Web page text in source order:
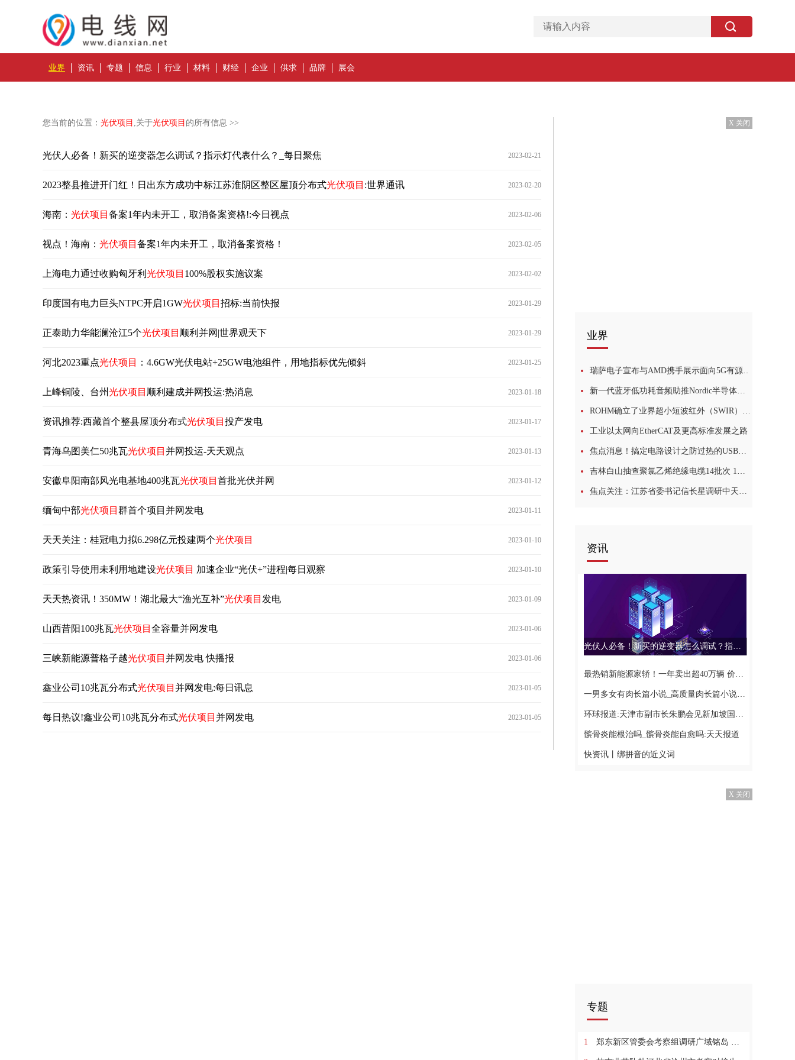
业界 资讯 专题 信息 行业 材料 财经 企业 供求 品牌 展会
您当前的位置： 光伏项目 ,关于光伏项目 的所有信息 >>
光伏人必备！新买的逆变器怎么调试？指示灯代表什么？_每日聚焦 2023-02-21
2023整县推进开门红！日出东方成功中标江苏淮阴区整区屋顶分布式光伏项目 :世界通讯 2023-02-20
海南： 光伏项目 备案1年内未开工，取消备案资格!:今日视点 2023-02-06
视点！海南： 光伏项目 备案1年内未开工，取消备案资格！ 2023-02-05
上海电力通过收购匈牙利 光伏项目 100%股权实施议案 2023-02-02
印度国有电力巨头NTPC开启1GW光伏项目 招标:当前快报 2023-01-29
正泰助力华能澜沧江5个光伏项目 顺利并网|世界观天下 2023-01-29
河北2023重点光伏项目 ：4.6GW光伏电站+25GW电池组件，用地指标优先倾斜 2023-01-25
上峰铜陵、台州光伏项目 顺利建成并网投运:热消息 2023-01-18
资讯推荐:西藏首个整县屋顶分布式光伏项目 投产发电 2023-01-17
青海乌图美仁50兆瓦光伏项目 并网投运-天天观点 2023-01-13
安徽阜阳南部风光电基地400兆瓦光伏项目 首批光伏并网 2023-01-12
缅甸中部光伏项目 群首个项目并网发电 2023-01-11
天天关注：桂冠电力拟6.298亿元投建两个光伏项目 2023-01-10
政策引导使用未利用地建设光伏项目 加速企业“光伏+”进程|每日观察 2023-01-10
天天热资讯！350MW！湖北最大“渔光互补”光伏项目 发电 2023-01-09
山西昔阳100兆瓦光伏项目 全容量并网发电 2023-01-06
三峡新能源普格子越光伏项目 并网发电 快播报 2023-01-06
鑫业公司10兆瓦分布式光伏项目 并网发电:每日讯息 2023-01-05
每日热议!鑫业公司10兆瓦分布式光伏项目 并网发电 2023-01-05
X 关闭
业界
瑞萨电子宣布与AMD携手展示面向5G有源天线系统的完整RF和数字前端设计
新一代蓝牙低功耗音频助推Nordic半导体音频产品全面升级
ROHM确立了业界超小短波红外（SWIR）器件的量产技术 非常适用于便携设备和可穿戴设备等新领域的感测应用
工业以太网向EtherCAT及更高标准发展之路
焦点消息！搞定电路设计之防过热的USB供电433.92MHz RF功率放大器
吉林白山抽查聚氯乙烯绝缘电缆14批次 1批次不合格
焦点关注：江苏省委书记信长星调研中天科技：以更多拳头产品抢占竞争制高点
资讯
光伏人必备！新买的逆变器怎么调试？指示灯代表什么？_每日聚焦
最热销新能源家轿！一年卖出超40万辆 价格还不到5万？
一男多女有肉长篇小说_高质量肉长篇小说 环球滚动
环球报道:天津市副市长朱鹏会见新加坡国家发展部高级政务部长沈颖并与常秘张静文工作会谈
髌骨炎能根治吗_髌骨炎能自愈吗:天天报道
快资讯丨绑拼音的近义词
X 关闭
专题
1 郑东新区管委会考察组调研广域铭岛 双方就产业数字化探讨合作